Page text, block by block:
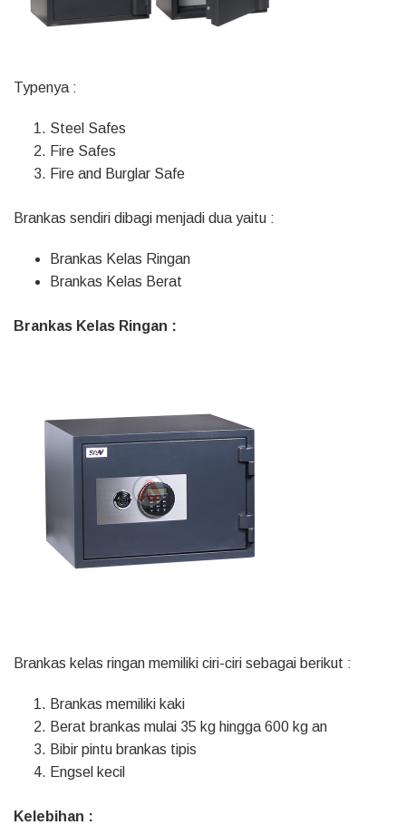
Typenya :
Steel Safes
Fire Safes
Fire and Burglar Safe
Brankas sendiri dibagi menjadi dua yaitu :
Brankas Kelas Ringan
Brankas Kelas Berat
Brankas Kelas Ringan :
Brankas kelas ringan memiliki ciri-ciri sebagai berikut :
Brankas memiliki kaki
Berat brankas mulai 35 kg hingga 600 kg an
Bibir pintu brankas tipis
Engsel kecil
Kelebihan :